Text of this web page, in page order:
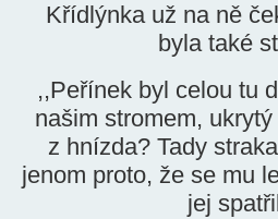
Křídlýnka už na ně
byla také
,,Peřínek byl celou tu
našim stromem,
z hnízda? Tady
jenom proto, že se mu
jej